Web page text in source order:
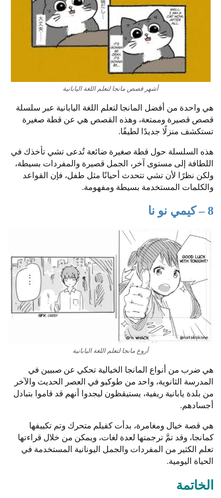
أشهر قصص مانجا لتعلم اللغة اليابانية
هي واحدة من أفضل المانجا لتعلم اللغة اليابانية عبر سلسلة
قصص قصيرة وممتعة، وهذه القصص هي عن قطة صغيرة
تستكشف منزلًا جديدًا لطيفًا.
هذه السلسلة حول قطة صغيرة ضائعة تُدعى تشي تأخذك في
اللطافة إلى مستوى آخر، الجمل قصيرة والمفردات بسيطة،
ولكن نظرًا لأن تشي تتحدث أحيانًا مثل طفل، فإن القواعد
والكلمات المستخدمة بسيطة ومفهومة.
8 – كيمي نو نا
أروع مانجا لتعلم اللغة اليابانية
هي ضرب من أنواع المانجا الخيالية تحكي عن صبيين في
المدرسة الثانوية، واحد من طوكيو في العصر الحديث والآخر
من بلدة يابانية ريفية، يستيقظون ليجدوا أنهم قد قاموا بتبادل
أجسادهم.
هي قصة خيال ومغامرة، بدأت كفيلم متحرك وتم تكييفها
كمانجا، وقد تمَّ ترجمتها لعدة لغات، ويمكن من خلال قراءتها
تعلم الكثير من المفردات والجمل اليونانية المستخدمة في
الحياة اليومية.
الخاتمة